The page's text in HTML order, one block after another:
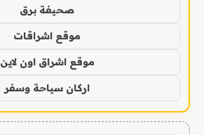
صحيفة برق
موقع اشراقات
موقع اشراق اون لاين
اركان سياحة وسفر